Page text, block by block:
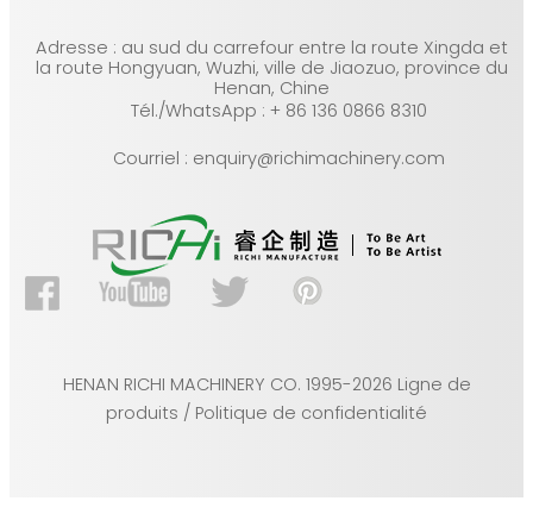
Adresse : au sud du carrefour entre la route Xingda et
la route Hongyuan, Wuzhi, ville de Jiaozuo, province du
Henan, Chine
Tél./WhatsApp : + 86 136 0866 8310
Courriel : enquiry@richimachinery.com
HENAN RICHI MACHINERY CO. 1995-2026 Ligne de
produits / Politique de confidentialité